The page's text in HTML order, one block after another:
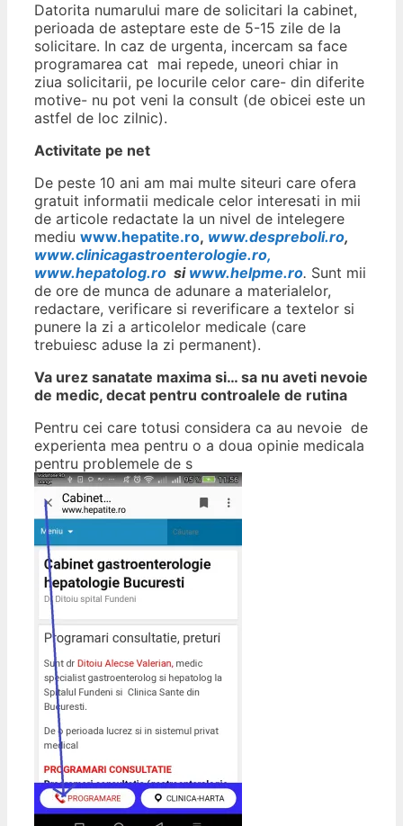
Datorita numarului mare de solicitari la cabinet,
perioada de asteptare este de 5-15 zile de la
solicitare. In caz de urgenta, incercam sa face
programarea cat mai repede, uneori chiar in
ziua solicitarii, pe locurile celor care- din diferite
motive- nu pot veni la consult (de obicei este un
astfel de loc zilnic).
Activitate pe net
De peste 10 ani am mai multe siteuri care ofera
gratuit informatii medicale celor interesati in mii
de articole redactate la un nivel de intelegere
mediu www.hepatite.ro, www.despreboli.ro,
www.clinicagastroenterologie.ro,
www.hepatolog.ro si www.helpme.ro. Sunt mii
de ore de munca de adunare a materialelor,
redactare, verificare si reverificare a textelor si
punere la zi a articolelor medicale (care
trebuiesc aduse la zi permanent).
Va urez sanatate maxima si… sa nu aveti nevoie
de medic, decat pentru controalele de rutina
Pentru cei care totusi considera ca au nevoie de
experienta mea pentru o a doua opinie medicala
pentru problemele de s